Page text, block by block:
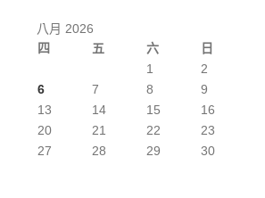
八月 2026
四 五 六 日
1
2
6 7 8
9
13 14 15
16
20 21 22
23
27 28 29
30